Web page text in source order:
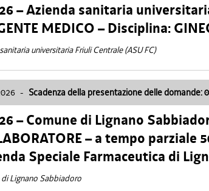
– Azienda sanitaria
MEDICO – Disciplina:
universitaria Friuli Centrale (ASU FC)
- Scadenza della presentazione delle domande:
– Comune di Lignano
– a tempo
Speciale Farmaceutica di
Lignano Sabbiadoro